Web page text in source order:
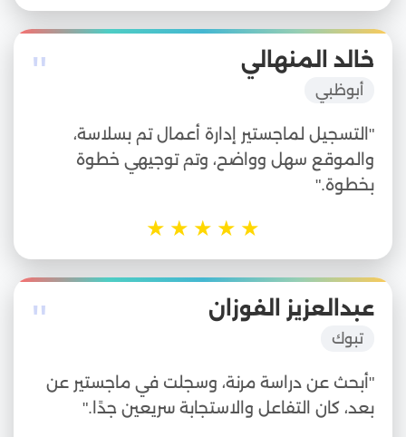
" خالد المنهالي
أبوظبي
"التسجيل لماجستير إدارة أعمال تم بسلاسة،
والموقع سهل وواضح، وتم توجيهي خطوة
بخطوة."
★
★
★
★
★
" عبدالعزيز الفوزان
تبوك
"أبحث عن دراسة مرنة، وسجلت في ماجستير عن
بعد، كان التفاعل والاستجابة سريعين جدًا."